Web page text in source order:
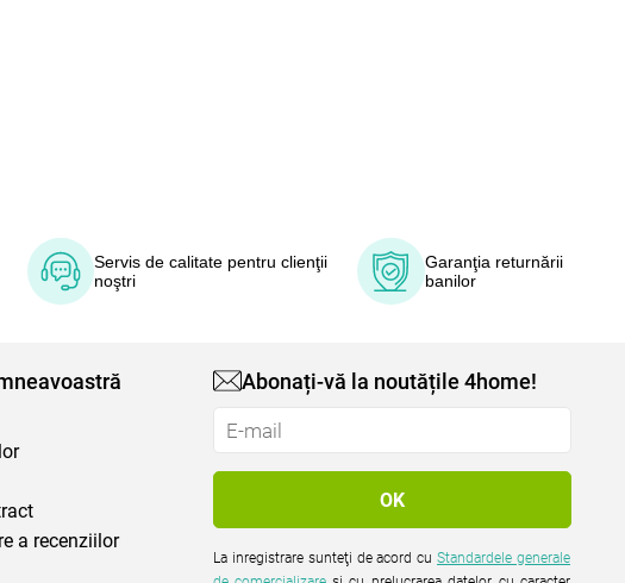
Servis de calitate pentru clienţii
noştri
Garanţia returnării
banilor
a recenziilor
Abonați-vă la noutățile 4home!
La inregistrare sunteţi de acord cuStandardele generale